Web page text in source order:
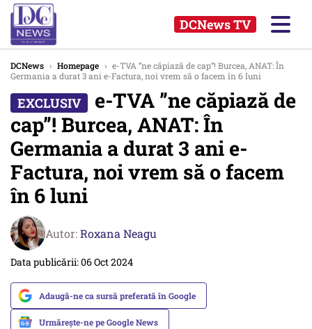
DCNews TV
DCNews › Homepage › e-TVA ”ne căpiază de cap”! Burcea, ANAT: În
Germania a durat 3 ani e-Factura, noi vrem să o facem în 6 luni
e-TVA ”ne căpiază de
cap”! Burcea, ANAT: În
Germania a durat 3 ani e-
Factura, noi vrem să o facem
în 6 luni
Autor:Roxana Neagu
Data publicării: 06 Oct 2024
Adaugă-ne ca sursă preferată în Google
Urmărește-ne pe Google News